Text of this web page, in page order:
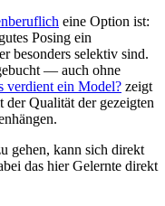
eine Option ist:
Posing ein
besonders selektiv sind.
— auch ohne
verdient ein Model? zeigt
der Qualität der gezeigten
gehen, kann sich direkt
das hier Gelernte direkt